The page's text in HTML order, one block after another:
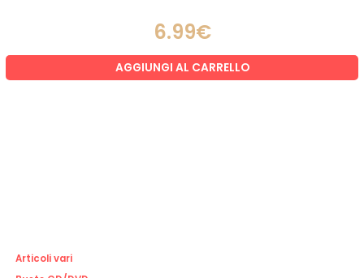
6.99€
AGGIUNGI AL CARRELLO
Articoli vari